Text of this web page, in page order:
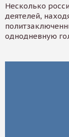
Несколько
деятелей,
однодневную